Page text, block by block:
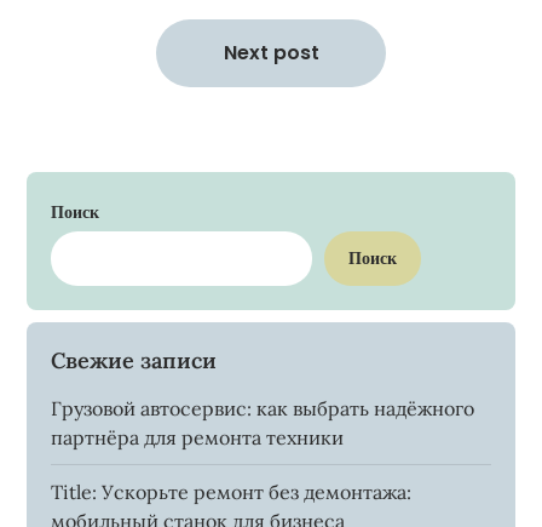
Next post
Поиск
Поиск
Свежие записи
Грузовой автосервис: как выбрать надёжного
партнёра для ремонта техники
Title: Ускорьте ремонт без демонтажа:
мобильный станок для бизнеса